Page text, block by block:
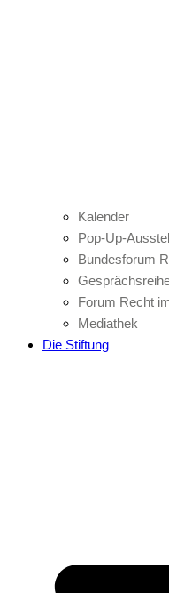
Kalender
Pop-Up-
Bundesforum
Forum Recht
Mediathek
Die Stiftung